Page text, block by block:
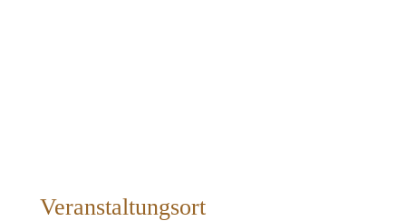
Veranstaltungsort